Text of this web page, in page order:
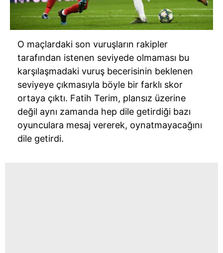
O maçlardaki son vuruşların rakipler
tarafından istenen seviyede olmaması bu
karşılaşmadaki vuruş becerisinin beklenen
seviyeye çıkmasıyla böyle bir farklı skor
ortaya çıktı. Fatih Terim, plansız üzerine
değil aynı zamanda hep dile getirdiği bazı
oyunculara mesaj vererek, oynatmayacağını
dile getirdi.